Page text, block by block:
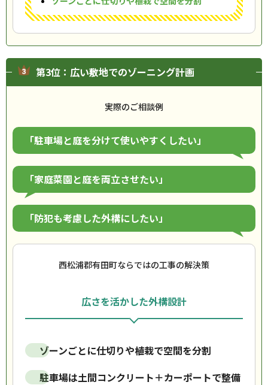
第3位：広い敷地でのゾーニング計画
実際のご相談例
「駐車場と庭を分けて使いやすくしたい」
「家庭菜園と庭を両立させたい」
「防犯も考慮した外構にしたい」
西松浦郡有田町ならではの工事の解決策
広さを活かした外構設計
ゾーンごとに仕切りや植栽で空間を分割
駐車場は土間コンクリート＋カーポートで整備